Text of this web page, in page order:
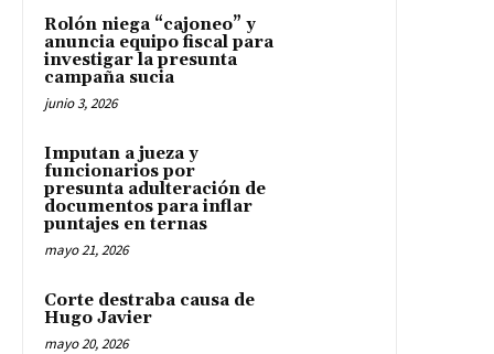
Rolón niega “cajoneo” y
anuncia equipo fiscal para
investigar la presunta
campaña sucia
junio 3, 2026
Imputan a jueza y
funcionarios por
presunta adulteración de
documentos para inflar
puntajes en ternas
mayo 21, 2026
Corte destraba causa de
Hugo Javier
mayo 20, 2026